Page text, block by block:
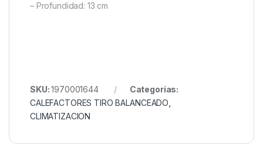
– Profundidad: 13 cm
SKU:1970001644
Categorías:
CALEFACTORES TIRO BALANCEADO
CLIMATIZACION